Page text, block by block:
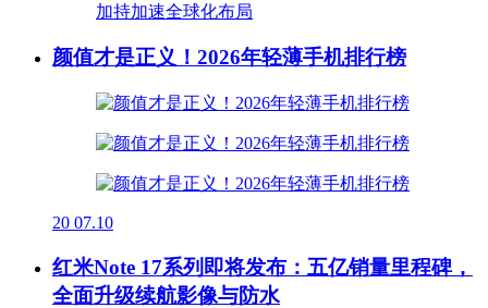
颜值才是正义！2026年轻薄手机排行榜
20 07.10
红米Note 17系列即将发布：五亿销量里程碑，
全面升级续航影像与防水